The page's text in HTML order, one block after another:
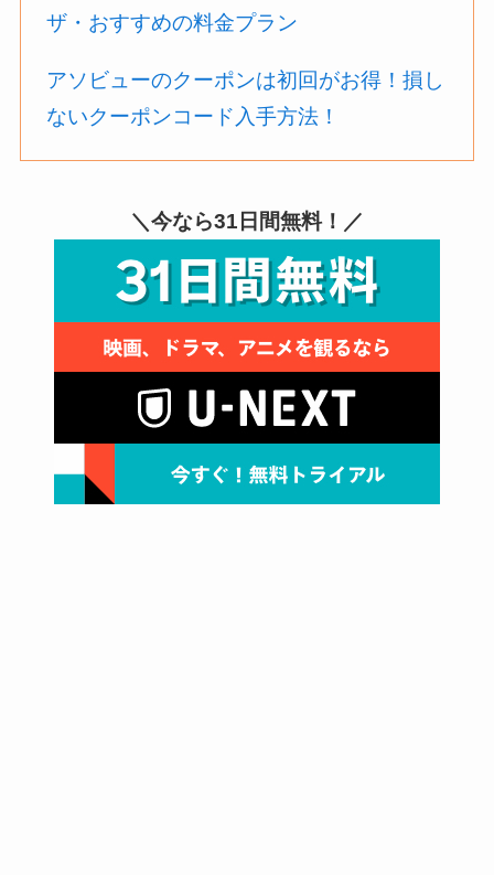
ザ・おすすめの料金プラン
アソビューのクーポンは初回がお得！損し
ないクーポンコード入手方法！
＼今なら31日間無料！／